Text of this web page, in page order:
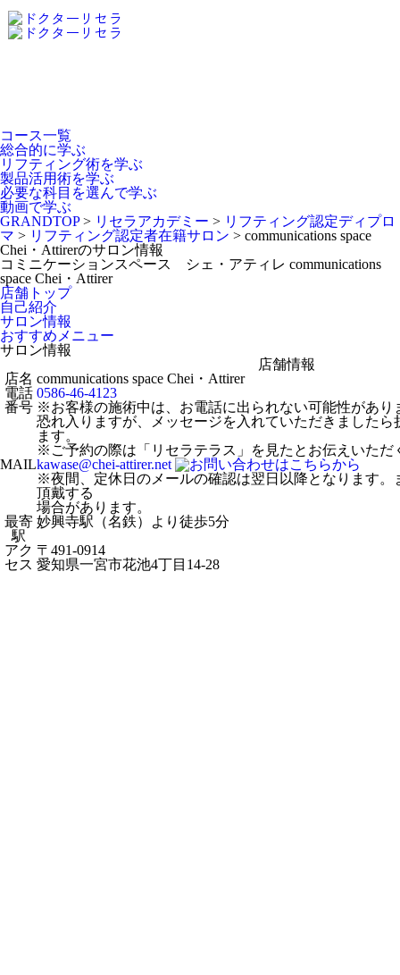
Dr.Recella Academy
について
コース一覧
総合的に学ぶ
リフティング術を学ぶ
製品活用術を学ぶ
必要な科目を選んで学ぶ
動画で学ぶ
GRANDTOP> リセラアカデミー > リフティング認定ディプロ
マ > リフティング認定者在籍サロン > communications space
Chei・Attirerのサロン情報
コミニケーションスペース シェ・アティレ communications
space Chei・Attirer
店舗トップ
自己紹介
サロン情報
おすすめメニュー
サロン情報
店舗情報
店名 communications space Chei・Attirer
電話
番号
0586-46-4123
※お客様の施術中は、お電話に出られない可能性があり
恐れ入りますが、メッセージを入れていただきました
ます。
※ご予約の際は「リセラテラス」を見たとお伝えいただ
MAILkawase@chei-attirer.net
※夜間、定休日のメールの確認は翌日以降となります。
頂戴する
場合があります。
最寄
駅
妙興寺駅（名鉄）より徒歩5分
アク
セス
〒491-0914
愛知県一宮市花池4丁目14-28